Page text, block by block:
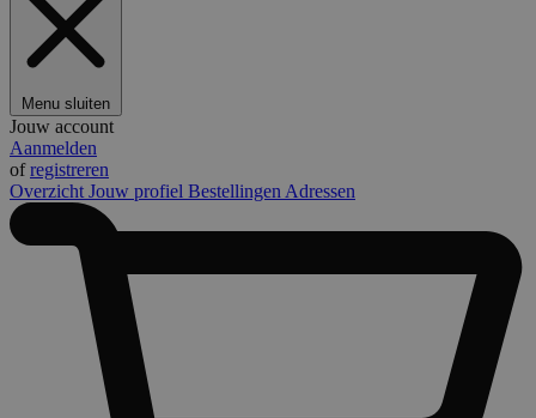
Menu sluiten
Jouw account
Aanmelden
ofregistreren
Overzicht Jouw profiel Bestellingen Adressen